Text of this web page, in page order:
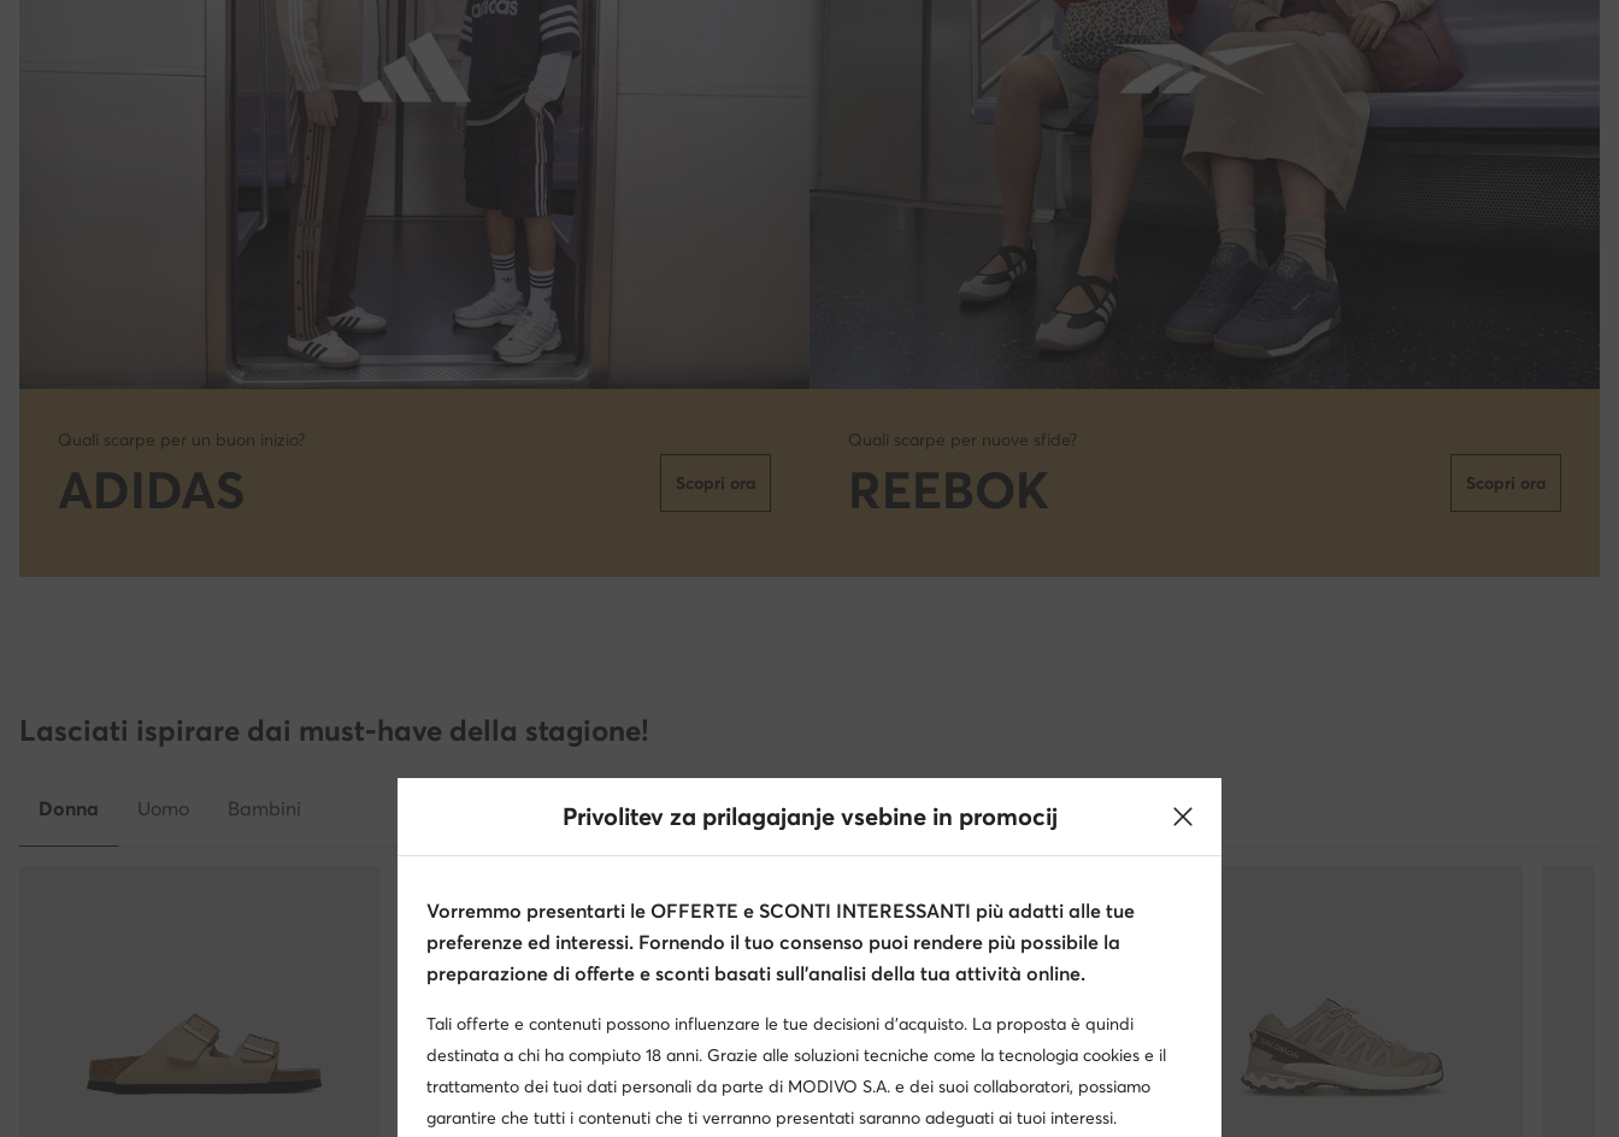
Quali scarpe per un buon inizio?
ADIDAS Scopri ora
Quali scarpe per nuove sfide?
REEBOK Scopri ora
Lasciati ispirare dai must-have della stagione!
Donna Uomo Bambini Privolitev za prilagajanje vsebine in promocij
Vorremmo presentarti le OFFERTE e SCONTI INTERESSANTI più adatti alle tue
preferenze ed interessi. Fornendo il tuo consenso puoi rendere più possibile la
preparazione di offerte e sconti basati sull’analisi della tua attività online.
Tali offerte e contenuti possono influenzare le tue decisioni d’acquisto. La proposta è quindi
destinata a chi ha compiuto 18 anni. Grazie alle soluzioni tecniche come la tecnologia cookies e il
trattamento dei tuoi dati personali da parte di MODIVO S.A. e dei suoi collaboratori, possiamo
garantire che tutti i contenuti che ti verranno presentati saranno adeguati ai tuoi interessi.